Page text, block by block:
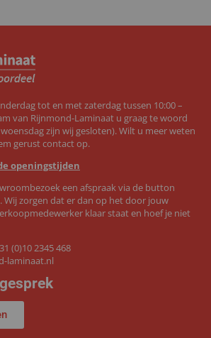
tot en met zaterdag tussen 10:00 –
van Rijnmond-Laminaat u graag te woord
zijn wij gesloten). Wilt u meer weten
gerust contact op.
openingstijden
een afspraak via de button
Wij zorgen dat er dan op het door jouw
klaar staat en hoef je niet
(0)10 2345 468
laminaat.nl